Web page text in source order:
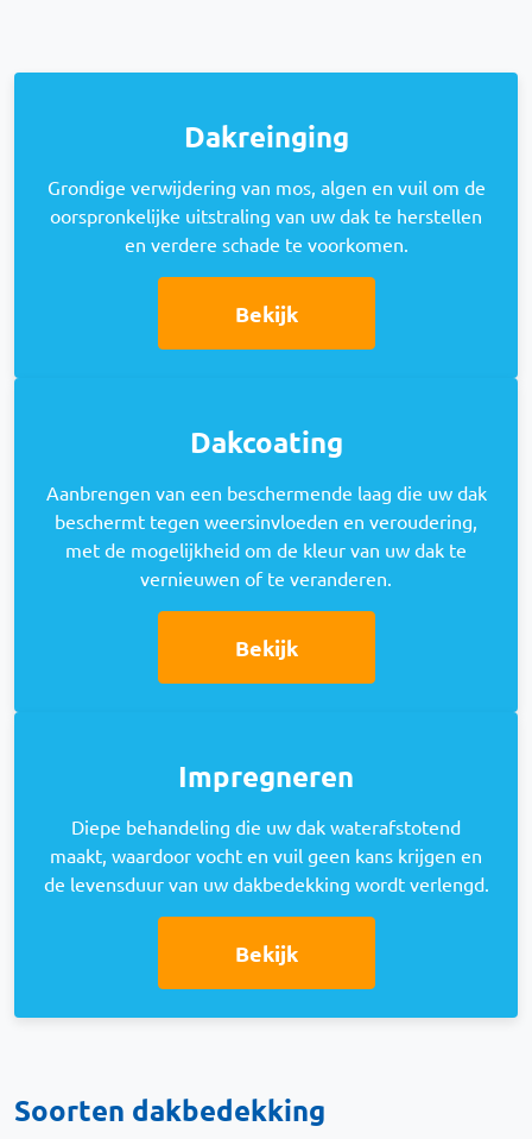
Dakreinging
Grondige verwijdering van mos, algen en vuil om de
oorspronkelijke uitstraling van uw dak te herstellen
en verdere schade te voorkomen.
Bekijk
Dakcoating
Aanbrengen van een beschermende laag die uw dak
beschermt tegen weersinvloeden en veroudering,
met de mogelijkheid om de kleur van uw dak te
vernieuwen of te veranderen.
Bekijk
Impregneren
Diepe behandeling die uw dak waterafstotend
maakt, waardoor vocht en vuil geen kans krijgen en
de levensduur van uw dakbedekking wordt verlengd.
Bekijk
Soorten dakbedekking